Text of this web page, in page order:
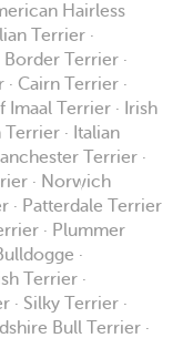
Hairless
Terrier ·
Terrier ·
Cairn Terrier ·
Imaal Terrier · Irish
Terrier · Italian
Terrier ·
· Norwich
· Patterdale Terrier
· Plummer
·
Terrier ·
· Silky Terrier ·
Bull Terrier ·